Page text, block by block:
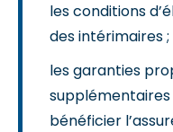
les conditions
des intérimaires ;
les garanties
bénéficier